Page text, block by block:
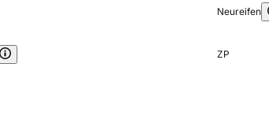
Neureifen
ZP